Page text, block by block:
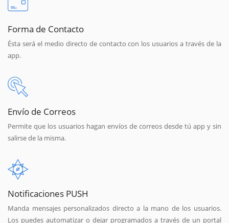
Forma de Contacto
Ésta será el medio directo de contacto con los usuarios a través de la
app.
Envío de Correos
Permite que los usuarios hagan envíos de correos desde tú app y sin
salirse de la misma.
Notificaciones PUSH
Manda mensajes personalizados directo a la mano de los usuarios.
Los puedes automatizar o dejar programados a través de un portal